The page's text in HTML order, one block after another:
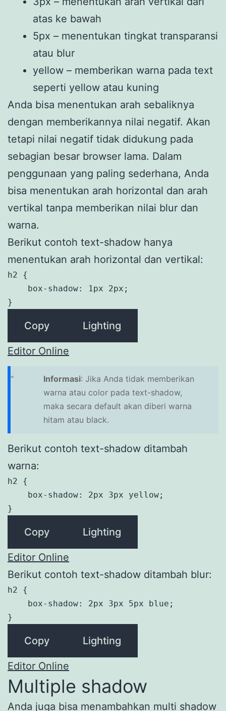
atas ke bawah
5px – menentukan tingkat transparansi
atau blur
yellow – memberikan warna pada text
seperti yellow atau kuning
Anda bisa menentukan arah sebaliknya
dengan memberikannya nilai negatif. Akan
tetapi nilai negatif tidak didukung pada
sebagian besar browser lama. Dalam
penggunaan yang paling sederhana, Anda
bisa menentukan arah horizontal dan arah
vertikal tanpa memberikan nilai blur dan
warna.
Berikut contoh text-shadow hanya
menentukan arah horizontal dan vertikal:
h2 {
    box-shadow: 1px 2px;
}
Copy Lighting
Editor Online
Informasi: Jika Anda tidak memberikan
warna atau color pada text-shadow,
maka secara default akan diberi warna
hitam atau black.
Berikut contoh text-shadow ditambah
warna:
h2 {
    box-shadow: 2px 3px yellow;
}
Copy Lighting
Editor Online
Berikut contoh text-shadow ditambah blur:
h2 {
    box-shadow: 2px 3px 5px blue;
}
Copy Lighting
Editor Online
Multiple shadow
Anda juga bisa menambahkan multi shadow